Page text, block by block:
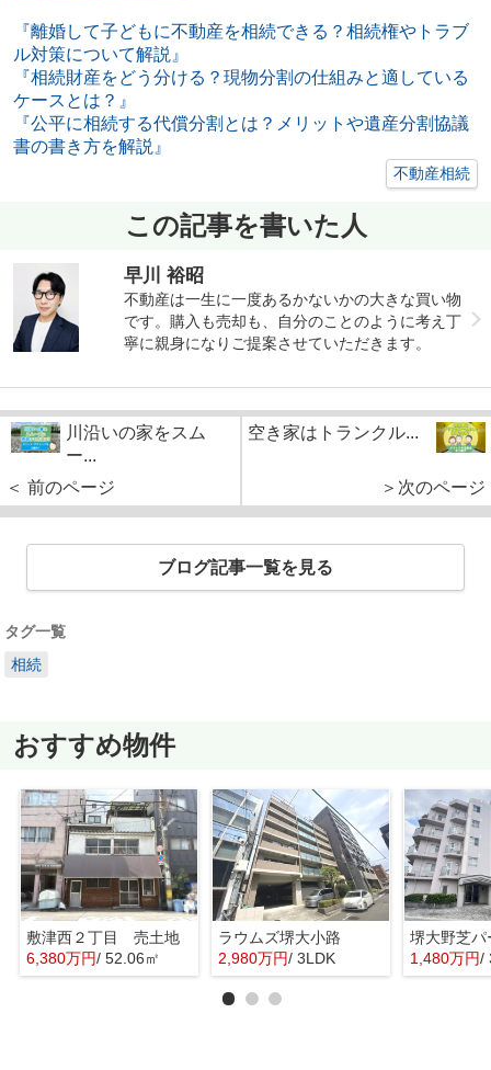
『離婚して子どもに不動産を相続できる？相続権やトラブ
ル対策について解説』
『相続財産をどう分ける？現物分割の仕組みと適している
ケースとは？』
『公平に相続する代償分割とは？メリットや遺産分割協議
書の書き方を解説』
不動産相続
この記事を書いた人
早川 裕昭
不動産は一生に一度あるかないかの大きな買い物
です。購入も売却も、自分のことのように考え丁
寧に親身になりご提案させていただきます。
川沿いの家をスム
ー...
＜ 前のページ
空き家はトランクル...
＞次のページ
ブログ記事一覧を見る
タグ一覧
相続
おすすめ物件
敷津西２丁目 売土地
6,380万円/ 52.06㎡
ラウムズ堺大小路
2,980万円/ 3LDK 1,480万円/